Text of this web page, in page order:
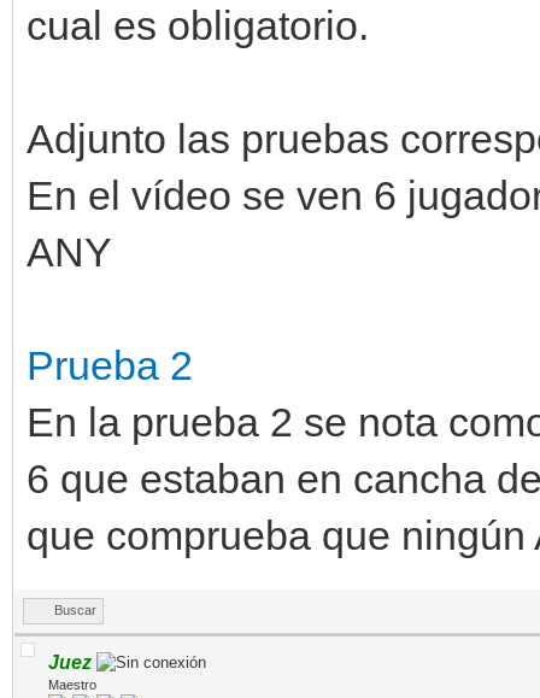
cual es obligatorio.
Adjunto las pruebas
En el vídeo se ven 6
ANY
Prueba 2
En la prueba 2 se nota
6 que estaban en cancha
que comprueba que
Buscar
Juez
Maestro